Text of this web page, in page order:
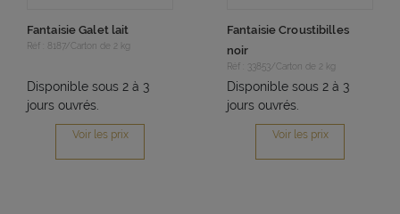
Fantaisie Galet lait
Réf : 8187/Carton de 2 kg
Disponible sous 2 à 3
jours ouvrés.
Voir les prix
Fantaisie Croustibilles
noir
Réf : 33853/Carton de 2 kg
Disponible sous 2 à 3
jours ouvrés.
Voir les prix